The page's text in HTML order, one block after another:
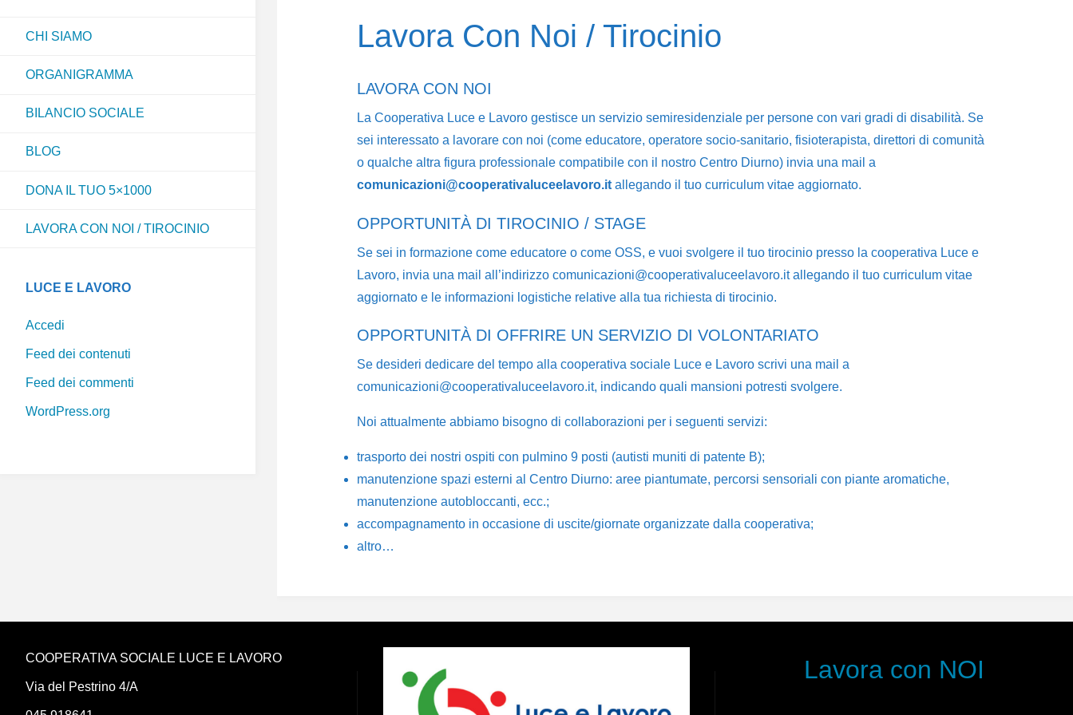
Lavora Con Noi / Tirocinio
LAVORA CON NOI
La Cooperativa Luce e Lavoro gestisce un servizio semiresidenziale per persone con vari gradi di disabilità. Se
sei interessato a lavorare con noi (come educatore, operatore socio-sanitario, fisioterapista, direttori di comunità
o qualche altra figura professionale compatibile con il nostro Centro Diurno) invia una mail a
comunicazioni@cooperativaluceelavoro.itallegando il tuo curriculum vitae aggiornato.
OPPORTUNITÀ DI TIROCINIO / STAGE
Se sei in formazione come educatore o come OSS, e vuoi svolgere il tuo tirocinio presso la cooperativa Luce e
Lavoro, invia una mail all’indirizzo comunicazioni@cooperativaluceelavoro.it allegando il tuo curriculum vitae
aggiornato e le informazioni logistiche relative alla tua richiesta di tirocinio.
OPPORTUNITÀ DI OFFRIRE UN SERVIZIO DI VOLONTARIATO
Se desideri dedicare del tempo alla cooperativa sociale Luce e Lavoro scrivi una mail a
comunicazioni@cooperativaluceelavoro.it, indicando quali mansioni potresti svolgere.
Noi attualmente abbiamo bisogno di collaborazioni per i seguenti servizi:
trasporto dei nostri ospiti con pulmino 9 posti (autisti muniti di patente B);
manutenzione spazi esterni al Centro Diurno: aree piantumate, percorsi sensoriali con piante aromatiche,
manutenzione autobloccanti, ecc.;
accompagnamento in occasione di uscite/giornate organizzate dalla cooperativa;
altro…
CHI SIAMO
ORGANIGRAMMA
BILANCIO SOCIALE
BLOG
DONA IL TUO 5×1000
LAVORA CON NOI / TIROCINIO
LUCE E LAVORO
Accedi
Feed dei contenuti
Feed dei commenti
WordPress.org
COOPERATIVA SOCIALE LUCE E LAVORO
Via del Pestrino 4/A
Lavora con NOI